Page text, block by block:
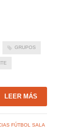
GRUPOS
LEER MÁS
FÚTBOL SALA